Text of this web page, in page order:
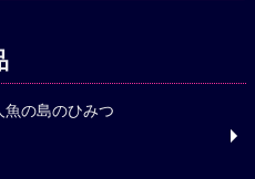
の島のひみつ